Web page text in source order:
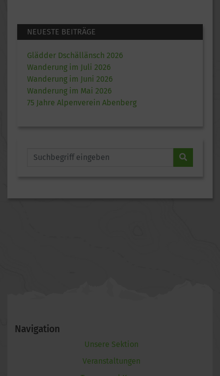
NEUESTE BEITRÄGE
Glädder Dschällänsch 2026
Wanderung im Juli 2026
Wanderung im Juni 2026
Wanderung im Mai 2026
75 Jahre Alpenverein Abenberg
Navigation
Unsere Sektion
Veranstaltungen